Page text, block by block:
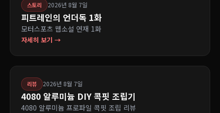
스토리 2026년 8월 7일
피트레인의 언더독 1화
모터스포츠 웹소설 연재 1화
자세히 보기 →
리뷰 2026년 8월 7일
4080 알루미늄 DIY 콕핏 조립기
4080 알루미늄 프로파일 콕핏 조립 리뷰